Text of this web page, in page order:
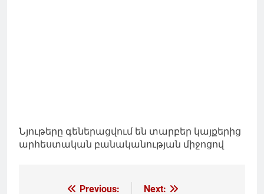
Նյութերը գեներացվում են տարբեր կայքերից
արհեստական բանականության միջոցով
Previous:
Next: